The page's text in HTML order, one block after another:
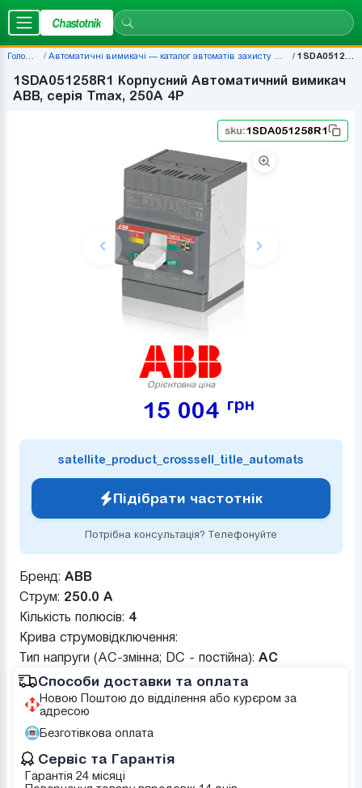
Chastotnik
Головна Автоматичні вимикачі — каталог автоматів захисту | Chastotnik.ua 1SDA051258R1
1SDA051258R1 Корпусний Автоматичний вимикач
ABB, серія Tmax, 250A 4P
sku:1SDA051258R1
Орієнтовна ціна
15 004 грн
satellite_product_crosssell_title_automats
Підібрати частотнік
Потрібна консультація? Телефонуйте
Бренд: ABB
Струм: 250.0 А
Кількість полюсів: 4
Крива струмовідключення:
Тип напруги (AC-змінна; DC - постійна): AC
Способи доставки та оплата
Новою Поштою до відділення або курєром за
адресою
Безготівкова оплата
Сервіс та Гарантія
Гарантія 24 місяці